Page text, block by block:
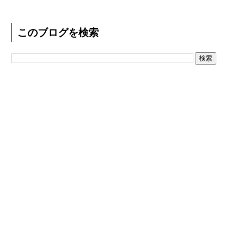
このブログを検索